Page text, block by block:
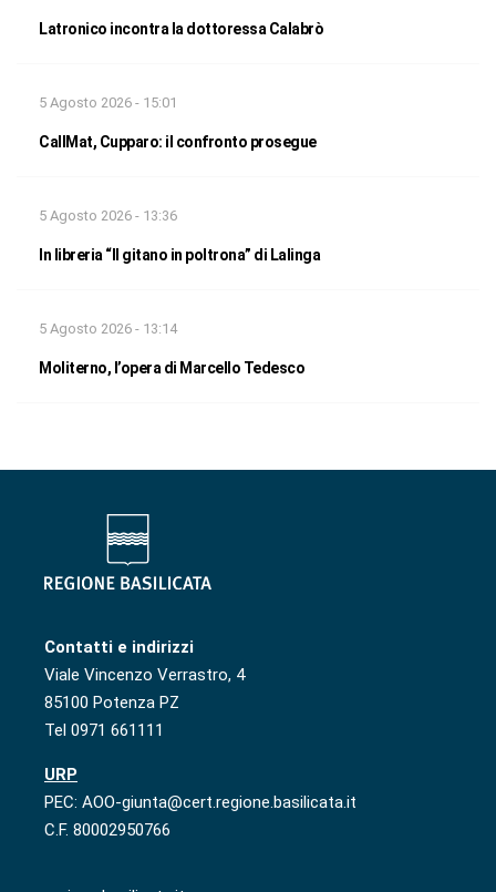
Latronico incontra la dottoressa Calabrò
5 Agosto 2026 - 15:01
CallMat, Cupparo: il confronto prosegue
5 Agosto 2026 - 13:36
In libreria “Il gitano in poltrona” di Lalinga
5 Agosto 2026 - 13:14
Moliterno, l’opera di Marcello Tedesco
Contatti e indirizzi
Viale Vincenzo Verrastro, 4
85100 Potenza PZ
Tel 0971 661111
URP
PEC: AOO-giunta@cert.regione.basilicata.it
C.F. 80002950766